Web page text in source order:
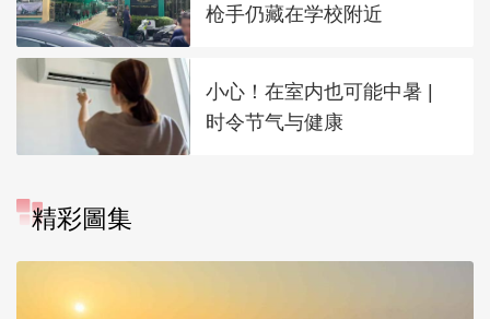
枪手仍藏在学校附近
小心！在室内也可能中暑 |
时令节气与健康
精彩圖集